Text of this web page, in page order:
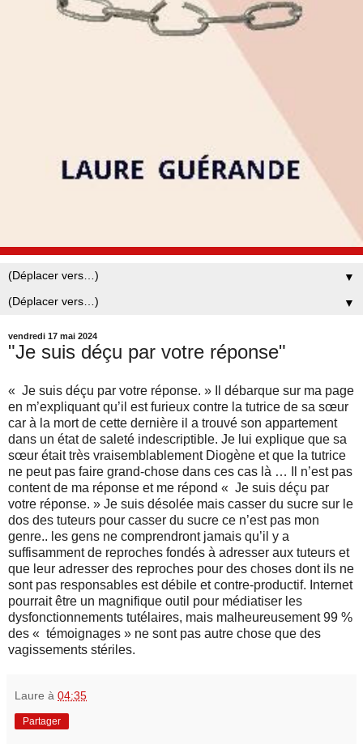
▼
▼
vendredi 17 mai 2024
"Je suis déçu par votre réponse"
« Je suis déçu par votre réponse. » Il débarque sur ma page
en m’expliquant qu’il est furieux contre la tutrice de sa sœur
car à la mort de cette dernière il a trouvé son appartement
dans un état de saleté indescriptible. Je lui explique que sa
sœur était très vraisemblablement Diogène et que la tutrice
ne peut pas faire grand-chose dans ces cas là … Il n’est pas
content de ma réponse et me répond « Je suis déçu par
votre réponse. » Je suis désolée mais casser du sucre sur le
dos des tuteurs pour casser du sucre ce n’est pas mon
genre.. les gens ne comprendront jamais qu’il y a
suffisamment de reproches fondés à adresser aux tuteurs et
que leur adresser des reproches pour des choses dont ils ne
sont pas responsables est débile et contre-productif. Internet
pourrait être un magnifique outil pour médiatiser les
dysfonctionnements tutélaires, mais malheureusement 99 %
des « témoignages » ne sont pas autre chose que des
vagissements stériles.
Laure à 04:35
Partager